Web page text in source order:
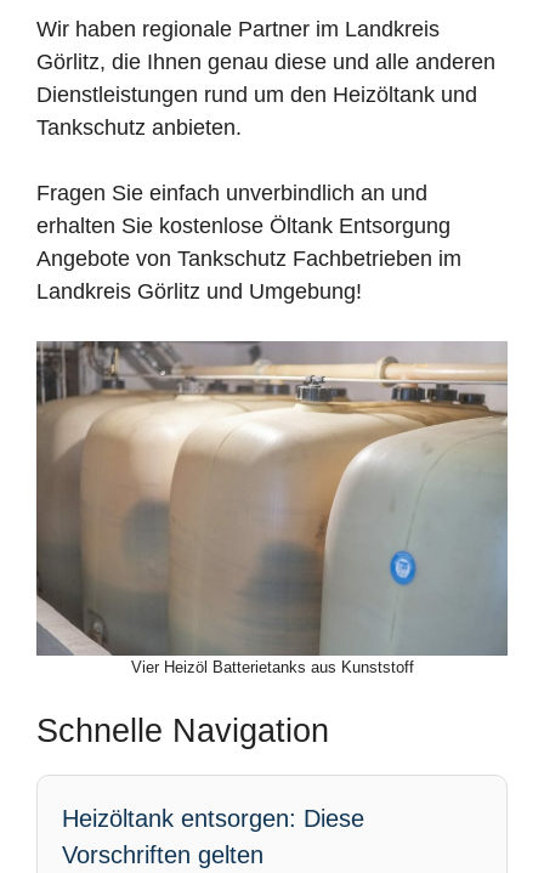
Wir haben regionale Partner im Landkreis
Görlitz, die Ihnen genau diese und alle anderen
Dienstleistungen rund um den Heizöltank und
Tankschutz anbieten.
Fragen Sie einfach unverbindlich an und
erhalten Sie kostenlose Öltank Entsorgung
Angebote von Tankschutz Fachbetrieben im
Landkreis Görlitz und Umgebung!
Vier Heizöl Batterietanks aus Kunststoff
Schnelle Navigation
Heizöltank entsorgen: Diese
Vorschriften gelten